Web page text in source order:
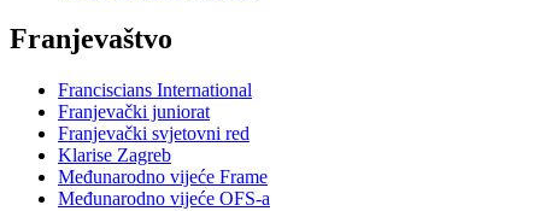
Franjevaštvo
Franciscians International
Franjevački juniorat
Franjevački svjetovni red
Klarise Zagreb
Međunarodno vijeće Frame
Međunarodno vijeće OFS-a